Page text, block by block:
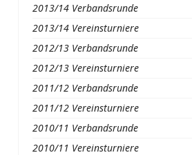
2013/14 Verbandsrunde
2013/14 Vereinsturniere
2012/13 Verbandsrunde
2012/13 Vereinsturniere
2011/12 Verbandsrunde
2011/12 Vereinsturniere
2010/11 Verbandsrunde
2010/11 Vereinsturniere